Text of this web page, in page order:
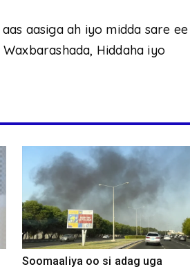
aasiga ah iyo midda sare ee
Hiddaha iyo
Soomaaliya oo si adag uga